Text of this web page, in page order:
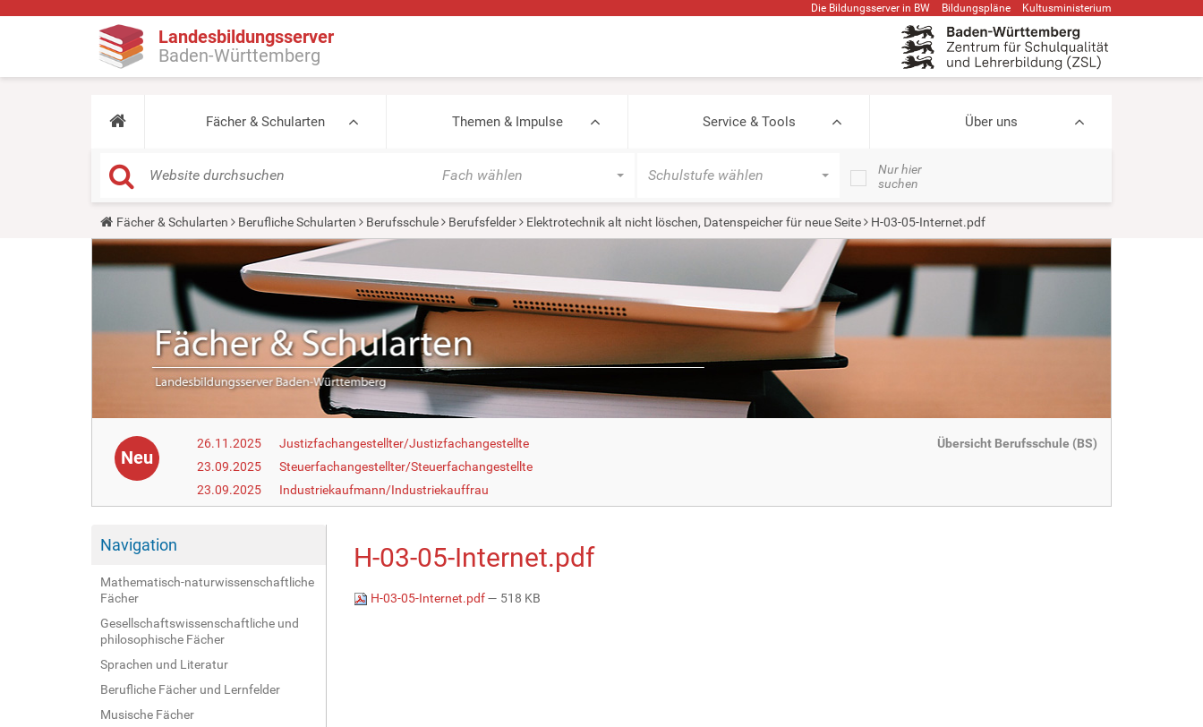
Die Bildungsserver in BW Bildungspläne Kultusministerium
Landesbildungsserver
Baden-Württemberg
Fächer & Schularten Themen & Impulse Service & Tools Über uns
Fach wählen Schulstufe wählen
Nur hier
suchen
Y
o
u
a
r
Fächer & Schularten Berufliche Schularten Berufsschule Berufsfelder Elektrotechnik alt nicht löschen, Datenspeicher für neue Seite H-03-05-Internet.pdf
Neu
26.11.2025
Justizfachangestellter/Justizfachangestellte
23.09.2025
Steuerfachangestellter/Steuerfachangestellte
23.09.2025
Industriekaufmann/Industriekauffrau
Übersicht Berufsschule (BS)
Navigation
Mathematisch-naturwissenschaftliche
Fächer
Gesellschaftswissenschaftliche und
philosophische Fächer
Sprachen und Literatur
Berufliche Fächer und Lernfelder
Musische Fächer
H-03-05-Internet.pdf
H-03-05-Internet.pdf— 518 KB